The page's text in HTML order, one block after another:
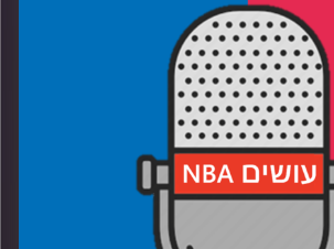
השרון לצפון קרוליינה, והקשר בין בית
לדראפט, ולמה דני וולף ובן שרף כל כך
רבע 3: מפלוס-מינוס עד 29 מפרקים: מה אנליסט רואה
שמאשימ/ה את האנליסטים, ומסר למי